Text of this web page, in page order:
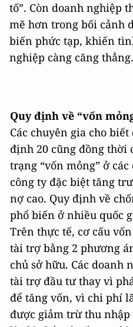
tố”. Còn doanh nghiệp
mẽ hơn trong bối cảnh
biến phức tạp, khiến
nghiệp càng căng thẳng.
Quy định về “vốn
Các chuyên gia cho
định 20 cũng đồng thời
trạng “vốn mỏng” ở
công ty đặc biệt tăng
nợ cao. Quy định về
phổ biến ở nhiều quốc
Trên thực tế, cơ cấu
tài trợ bằng 2 phương
chủ sở hữu. Các doanh
tài trợ đầu tư thay vì
để tăng vốn, vì chi phí
được giảm trừ thu